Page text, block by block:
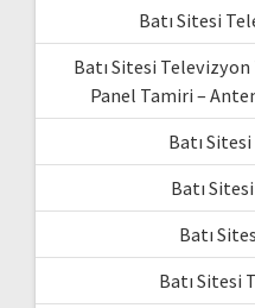
Batı Sitesi
Batı Sitesi
Panel Tamiri –
Batı
Batı
Batı
Batı Sitesi